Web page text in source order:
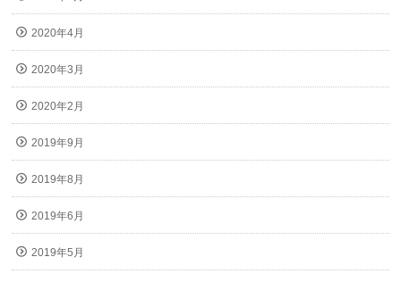
2020年4月
2020年3月
2020年2月
2019年9月
2019年8月
2019年6月
2019年5月